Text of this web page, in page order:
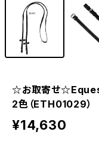
☆お取寄せ
2色（ETH01029）
¥14,630